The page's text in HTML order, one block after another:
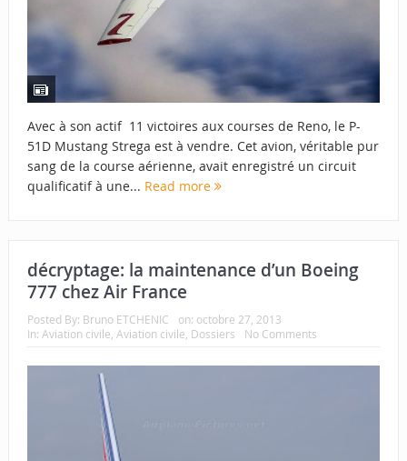
Avec à son actif 11 victoires aux courses de Reno, le P-
51D Mustang Strega est à vendre. Cet avion, véritable pur
sang de la course aérienne, avait enregistré un circuit
qualificatif à une... Read more
décryptage: la maintenance d’un Boeing
777 chez Air France
Posted By: Bruno ETCHENIC on: octobre 27, 2013
In: Aviation civile Aviation civile Dossiers No Comments